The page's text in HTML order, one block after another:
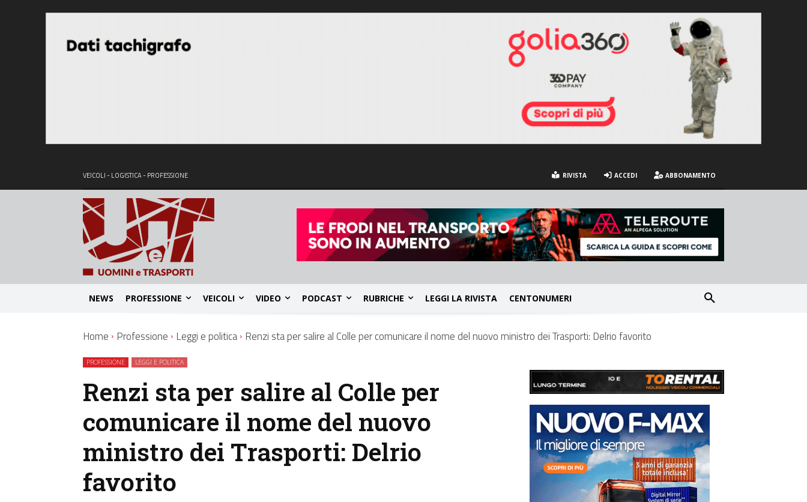
VEICOLI - LOGISTICA - PROFESSIONE RIVISTA ACCEDI ABBONAMENTO
NEWS PROFESSIONE VEICOLI VIDEO PODCAST RUBRICHE LEGGI LA RIVISTA CENTONUMERI
Home Professione Leggi e politica Renzi sta per salire al Colle per comunicare il nome del nuovo ministro dei Trasporti: Delrio favorito
PROFESSIONE LEGGI E POLITICA
Renzi sta per salire al Colle per
comunicare il nome del nuovo
ministro dei Trasporti: Delrio
favorito